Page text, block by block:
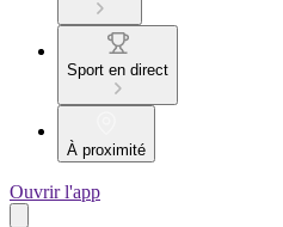
Sport en direct
À proximité
Ouvrir l'app